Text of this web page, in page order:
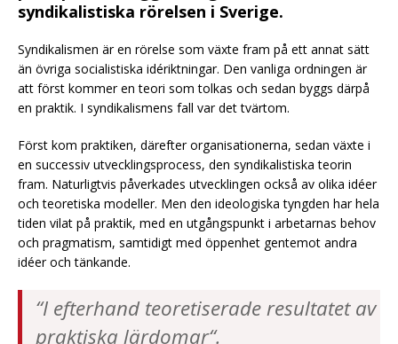
syndikalistiska rörelsen i Sverige.
Syndikalismen är en rörelse som växte fram på ett annat sätt
än övriga socialistiska idériktningar. Den vanliga ordningen är
att först kommer en teori som tolkas och sedan byggs därpå
en praktik. I syndikalismens fall var det tvärtom.
Först kom praktiken, därefter organisationerna, sedan växte i
en successiv utvecklingsprocess, den syndikalistiska teorin
fram. Naturligtvis påverkades utvecklingen också av olika idéer
och teoretiska modeller. Men den ideologiska tyngden har hela
tiden vilat på praktik, med en utgångspunkt i arbetarnas behov
och pragmatism, samtidigt med öppenhet gentemot andra
idéer och tänkande.
“I efterhand teoretiserade resultatet av
praktiska lärdomar“.